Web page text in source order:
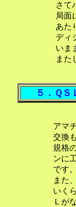
さて
局面
あた
ディ
いま
５．Ｑ
アマ
交換
規格
ンに
   です。
また
いく
Ｌが